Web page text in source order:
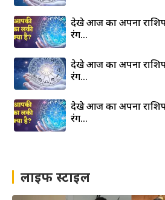
देखे आज का अपना
रंग…
देखे आज का अपना
रंग…
देखे आज का अपना
रंग…
लाइफ स्टाइल